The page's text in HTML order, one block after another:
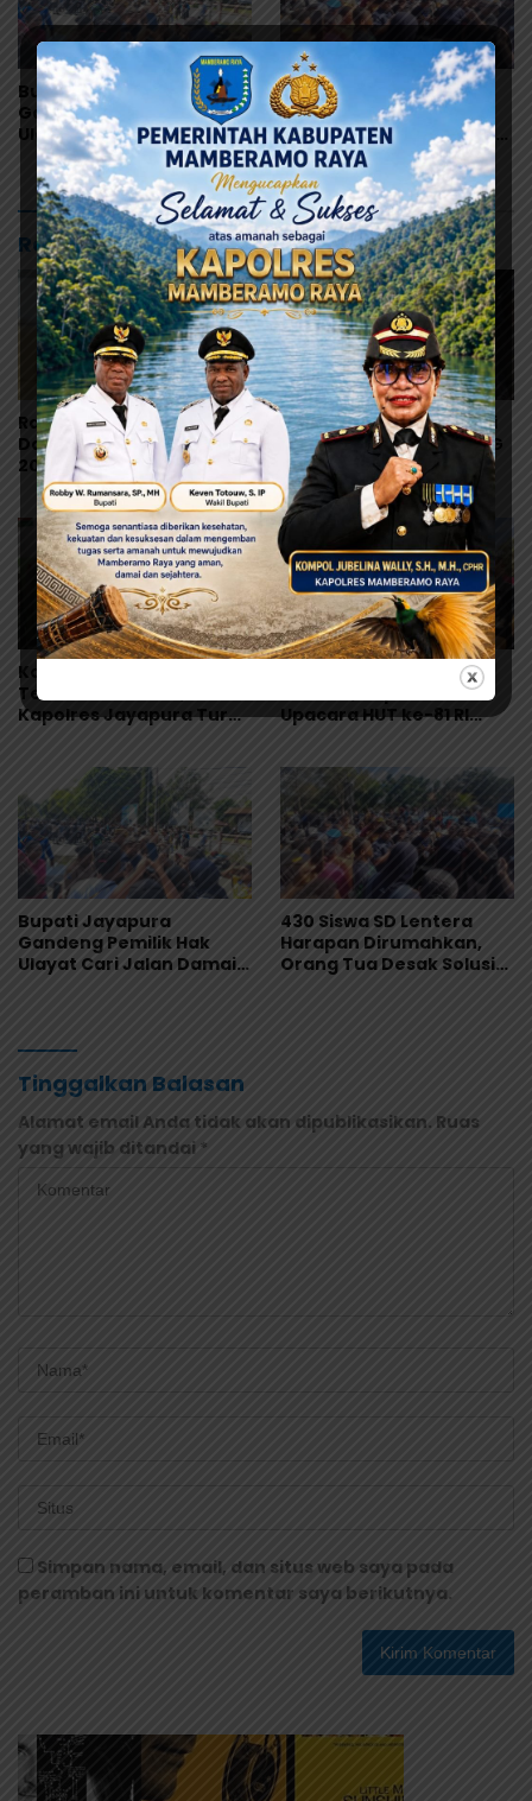
Bupati Jayapura
Gandeng Pemilik Hak
Ulayat Cari Jalan Damai,
Godlief Ohee: Demi
Anak-Anak, Kami Siap
430 Siswa SD Lentera
Harapan Dirumahkan,
Orang Tua Desak Solusi
Cepat, Ini Kata Bupati!
Rekomendasi untuk kamu
Ramses Wally: Festival
Danau Sentani Ke-XV
2026 Harus Kembali
Masuk Kalender Event
Nasional
Polres Jayapura Selidiki
Dugaan Keracunan MBG
di Depapre, Puluhan
Saksi Diperiksa dan
Sampel Makanan Diuji
Korban Dugaan MBG
Terus Bertambah,
Kapolres Jayapura Turun
Upacara HUT ke-81 RI
Bupati Jayapura
Gandeng Pemilik Hak
Ulayat Cari Jalan Damai,
430 Siswa SD Lentera
Harapan Dirumahkan,
Orang Tua Desak Solusi
Tinggalkan Balasan
Alamat email Anda tidak akan dipublikasikan. Ruas
yang wajib ditandai *
Simpan nama, email, dan situs web saya pada
peramban ini untuk komentar saya berikutnya.